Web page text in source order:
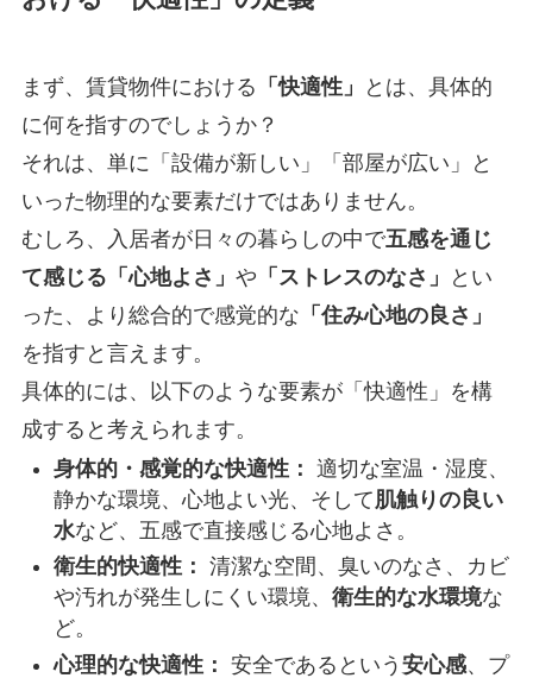
まず、賃貸物件における 「快適性」
とは、具体的
に何を指すのでしょうか？
それは、単に「設備が新しい」「部屋が広い」と
いった物理的な要素だけではありません。
むしろ、入居者が日々の暮らしの中で五感を通じ
て感じる「心地よさ」 や 「ストレスのなさ」
とい
った、より総合的で感覚的な 「住み心地の良さ」
を指すと言えます。
具体的には、以下のような要素が「快適性」を構
成すると考えられます。
身体的・感覚的な快適性： 適切な室温・湿度、
静かな環境、心地よい光、そして肌触りの良い
水など、五感で直接感じる心地よさ。
衛生的快適性： 清潔な空間、臭いのなさ、カビ
や汚れが発生しにくい環境、 衛生的な水環境な
ど。
心理的な快適性： 安全であるという 安心感、プ